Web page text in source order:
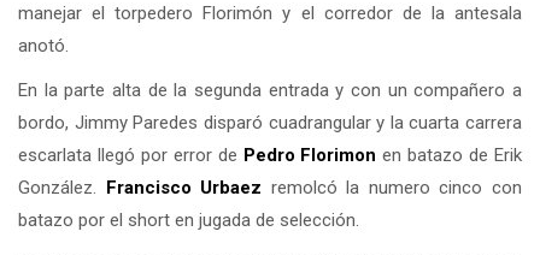
manejar el torpedero Florimón y el corredor de la antesala
anotó.
En la parte alta de la segunda entrada y con un compañero a
bordo, Jimmy Paredes disparó cuadrangular y la cuarta carrera
escarlata llegó por error de Pedro Florimon en batazo de Erik
González. Francisco Urbaez remolcó la numero cinco con
batazo por el short en jugada de selección.